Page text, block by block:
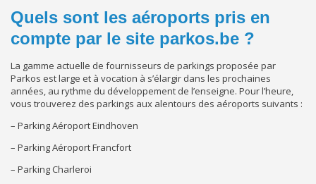
Quels sont les aéroports pris en
compte par le site parkos.be ?
La gamme actuelle de fournisseurs de parkings proposée par
Parkos est large et à vocation à s’élargir dans les prochaines
années, au rythme du développement de l’enseigne. Pour l’heure,
vous trouverez des parkings aux alentours des aéroports suivants :
– Parking Aéroport Eindhoven
– Parking Aéroport Francfort
– Parking Charleroi